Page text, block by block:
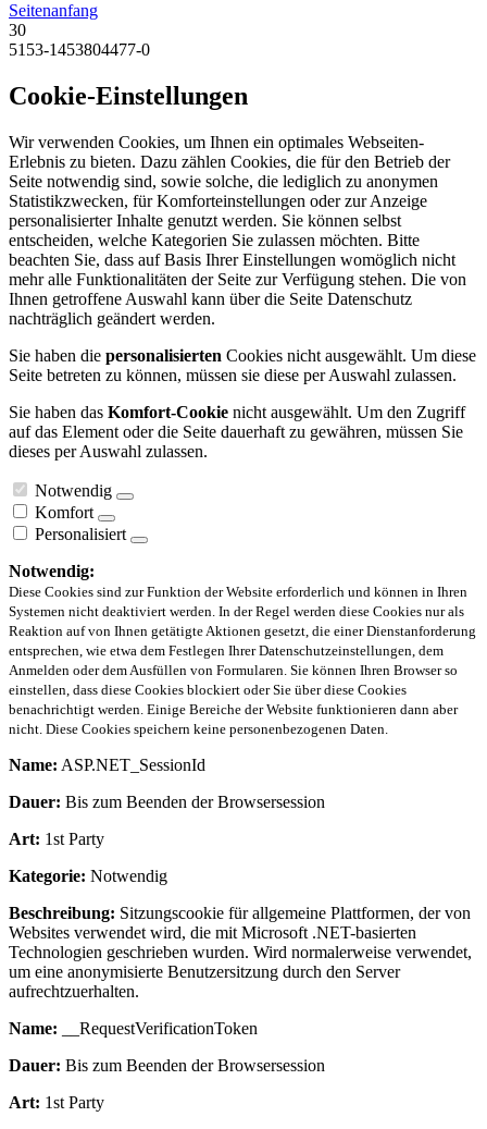
Seitenanfang
30
5153-1453804477-0
Cookie-Einstellungen
Wir verwenden Cookies, um Ihnen ein optimales Webseiten-
Erlebnis zu bieten. Dazu zählen Cookies, die für den Betrieb der
Seite notwendig sind, sowie solche, die lediglich zu anonymen
Statistikzwecken, für Komforteinstellungen oder zur Anzeige
personalisierter Inhalte genutzt werden. Sie können selbst
entscheiden, welche Kategorien Sie zulassen möchten. Bitte
beachten Sie, dass auf Basis Ihrer Einstellungen womöglich nicht
mehr alle Funktionalitäten der Seite zur Verfügung stehen. Die von
Ihnen getroffene Auswahl kann über die Seite Datenschutz
nachträglich geändert werden.
Sie haben die personalisierten Cookies nicht ausgewählt. Um diese
Seite betreten zu können, müssen sie diese per Auswahl zulassen.
Sie haben das Komfort-Cookie nicht ausgewählt. Um den Zugriff
auf das Element oder die Seite dauerhaft zu gewähren, müssen Sie
dieses per Auswahl zulassen.
Notwendig
Komfort
Personalisiert
Notwendig:
Diese Cookies sind zur Funktion der Website erforderlich und können in Ihren
Systemen nicht deaktiviert werden. In der Regel werden diese Cookies nur als
Reaktion auf von Ihnen getätigte Aktionen gesetzt, die einer Dienstanforderung
entsprechen, wie etwa dem Festlegen Ihrer Datenschutzeinstellungen, dem
Anmelden oder dem Ausfüllen von Formularen. Sie können Ihren Browser so
einstellen, dass diese Cookies blockiert oder Sie über diese Cookies
benachrichtigt werden. Einige Bereiche der Website funktionieren dann aber
nicht. Diese Cookies speichern keine personenbezogenen Daten.
Name: ASP.NET_SessionId
Dauer: Bis zum Beenden der Browsersession
Art: 1st Party
Kategorie: Notwendig
Beschreibung: Sitzungscookie für allgemeine Plattformen, der von
Websites verwendet wird, die mit Microsoft .NET-basierten
Technologien geschrieben wurden. Wird normalerweise verwendet,
um eine anonymisierte Benutzersitzung durch den Server
aufrechtzuerhalten.
Name: __RequestVerificationToken
Dauer: Bis zum Beenden der Browsersession
Art: 1st Party